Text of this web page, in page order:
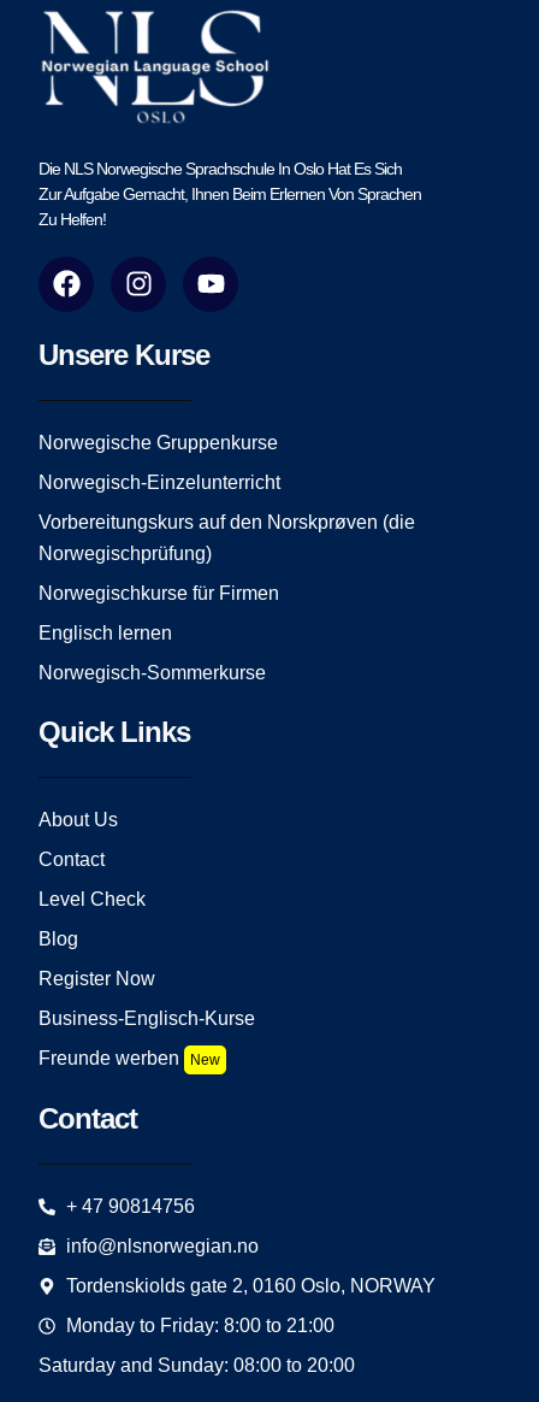
Die NLS Norwegische Sprachschule In Oslo Hat Es Sich
Zur Aufgabe Gemacht, Ihnen Beim Erlernen Von Sprachen
Zu Helfen!
F
a
e
o
o
I
n
t
g
r
m
Y
o
t
e
Unsere Kurse
Norwegische Gruppenkurse
Norwegisch-Einzelunterricht
Vorbereitungskurs auf den Norskprøven (die
Norwegischprüfung)
Norwegischkurse für Firmen
Englisch lernen
Norwegisch-Sommerkurse
Quick Links
About Us
Contact
Level Check
Blog
Register Now
Business-Englisch-Kurse
Freunde werben
New
Contact
+ 47 90814756
info@nlsnorwegian.no
Tordenskiolds gate 2, 0160 Oslo, NORWAY
Monday to Friday: 8:00 to 21:00
Saturday and Sunday: 08:00 to 20:00